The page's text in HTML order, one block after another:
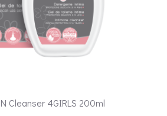
Cleanser 4GIRLS 200ml